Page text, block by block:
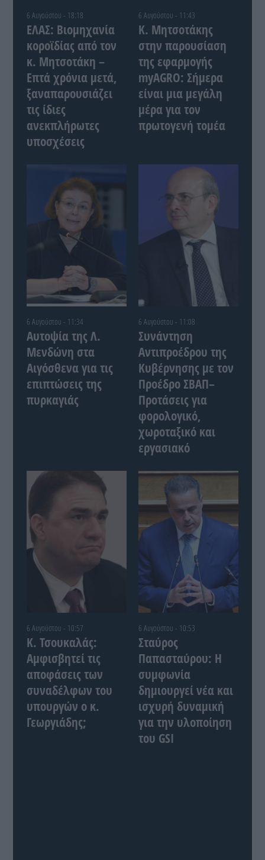
6 Αυγούστου - 18:18
ΕΛΑΣ: Βιομηχανία
κοροϊδίας από τον
κ. Μητσοτάκη –
Επτά χρόνια μετά,
ξαναπαρουσιάζει
τις ίδιες
ανεκπλήρωτες
υποσχέσεις
6 Αυγούστου - 11:43
Κ. Μητσοτάκης
στην παρουσίαση
της εφαρμογής
myAGRO: Σήμερα
είναι μια μεγάλη
μέρα για τον
πρωτογενή τομέα
6 Αυγούστου - 11:34
Αυτοψία της Λ.
Μενδώνη στα
Αιγόσθενα για τις
επιπτώσεις της
πυρκαγιάς
6 Αυγούστου - 11:08
Συνάντηση
Αντιπροέδρου της
Κυβέρνησης με τον
Προέδρο ΣΒΑΠ–
Προτάσεις για
φορολογικό,
χωροταξικό και
εργασιακό
6 Αυγούστου - 10:57
Κ. Τσουκαλάς:
Αμφισβητεί τις
αποφάσεις των
συναδέλφων του
υπουργών ο κ.
Γεωργιάδης;
6 Αυγούστου - 10:53
Σταύρος
Παπασταύρου: Η
συμφωνία
δημιουργεί νέα και
ισχυρή δυναμική
για την υλοποίηση
του GSI